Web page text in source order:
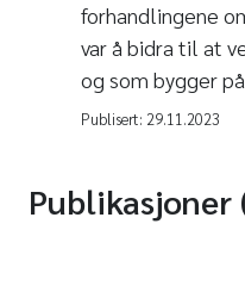
forhandlingene
var å bidra til at
og som bygger
Publisert: 29.11.2023
Publikasjoner